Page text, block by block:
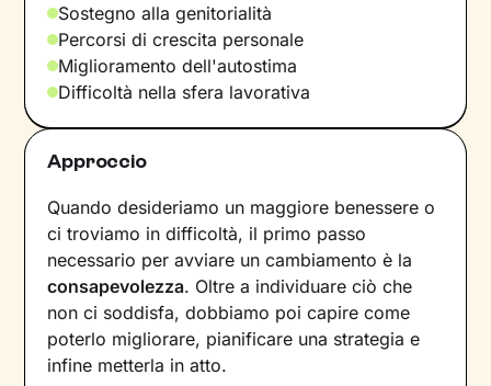
Sostegno alla genitorialità
Percorsi di crescita personale
Miglioramento dell'autostima
Difficoltà nella sfera lavorativa
Approccio
Quando desideriamo un maggiore benessere o
ci troviamo in difficoltà, il primo passo
necessario per avviare un cambiamento è la
consapevolezza. Oltre a individuare ciò che
non ci soddisfa, dobbiamo poi capire come
poterlo migliorare, pianificare una strategia e
infine metterla in atto.